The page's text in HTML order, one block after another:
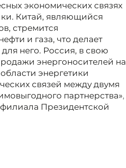
экономических связях
Китай, являющийся
стремится
и газа, что делает
него. Россия, в свою
энергоносителей на
энергетики
связей между двумя
партнерства»,
Президентской